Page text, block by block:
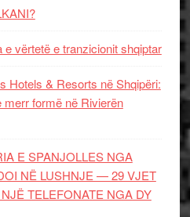
e vërtetë e tranzicionit shqiptar
Hotels & Resorts në Shqipëri:
merr formë në Rivierën
E SPANJOLLES NGA
NË LUSHNJE — 29 VJET
TELEFONATE NGA DY